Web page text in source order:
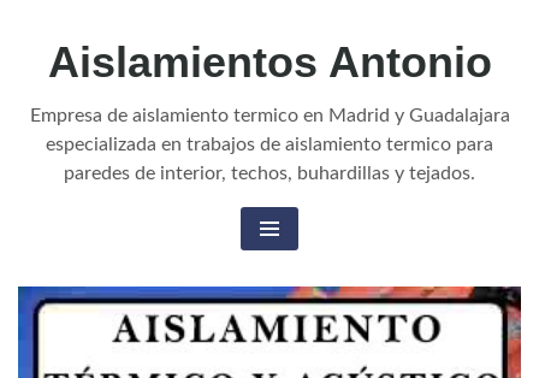
Aislamientos Antonio
Empresa de aislamiento termico en Madrid y Guadalajara
especializada en trabajos de aislamiento termico para
paredes de interior, techos, buhardillas y tejados.